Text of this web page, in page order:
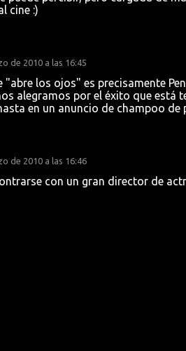
cine :)
de 2010 a las 16:45
"abre los ojos" es precisamente
alegramos por el éxito que está
en un anuncio de champoo de
de 2010 a las 16:46
con un gran director de